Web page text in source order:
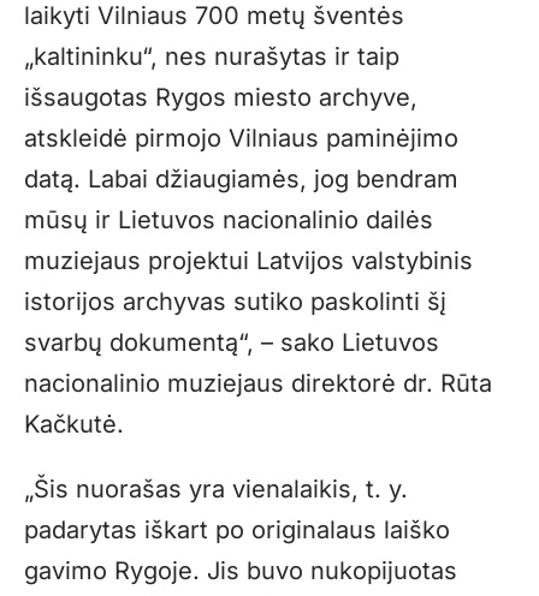
laikyti Vilniaus 700 metų šventės
„kaltininku“, nes nurašytas ir taip
išsaugotas Rygos miesto archyve,
atskleidė pirmojo Vilniaus paminėjimo
datą. Labai džiaugiamės, jog bendram
mūsų ir Lietuvos nacionalinio dailės
muziejaus projektui Latvijos valstybinis
istorijos archyvas sutiko paskolinti šį
svarbų dokumentą“, – sako Lietuvos
nacionalinio muziejaus direktorė dr. Rūta
Kačkutė.
„Šis nuorašas yra vienalaikis, t. y.
padarytas iškart po originalaus laiško
gavimo Rygoje. Jis buvo nukopijuotas